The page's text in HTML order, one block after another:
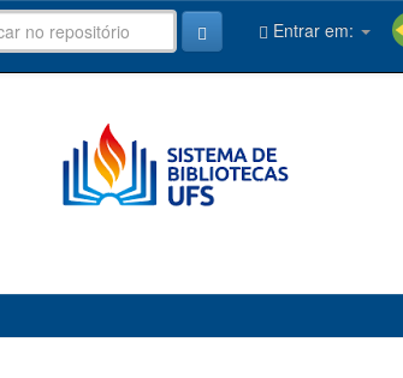
Entrar em: